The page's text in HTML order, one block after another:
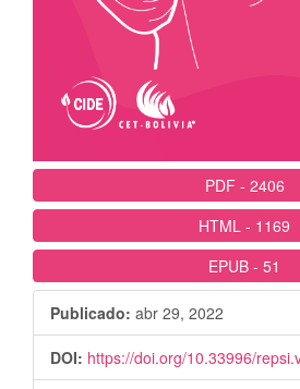
PDF - 2406
HTML - 1169
EPUB - 51
Publicado: abr 29, 2022
DOI: https://doi.org/10.33996/